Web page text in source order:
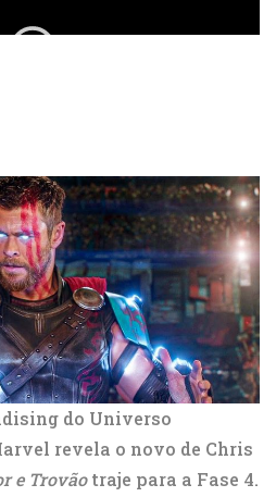
do Universo
revela o novo de Chris
e Trovão traje para a Fase 4.